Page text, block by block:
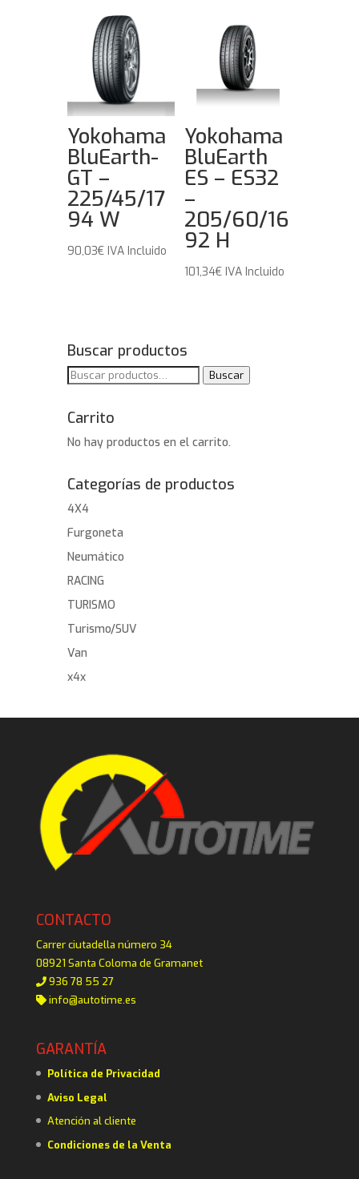
Yokohama
BluEarth-
GT –
225/45/17
94 W
90,03€ IVA Incluido
Yokohama
BluEarth
ES – ES32
–
205/60/16
92 H
101,34€ IVA Incluido
Buscar productos
Buscar
Buscar
Carrito
No hay productos en el carrito.
Categorías de productos
4X4
Furgoneta
Neumático
RACING
TURISMO
Turismo/SUV
Van
x4x
CONTACTO
Carrer ciutadella número 34
08921 Santa Coloma de Gramanet
936 78 55 27
info@autotime.es
GARANTÍA
Política de Privacidad
Aviso Legal
Atención al cliente
Condiciones de la Venta